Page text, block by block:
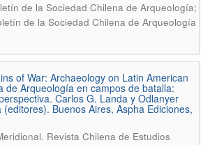
de la Sociedad Chilena de Arqueología;
de la Sociedad Chilena de Arqueología
of War: Archaeology on Latin American
de Arqueología en campos de batalla:
Carlos G. Landa y Odlanyer
Buenos Aires, Aspha Ediciones,
Revista Chilena de Estudios